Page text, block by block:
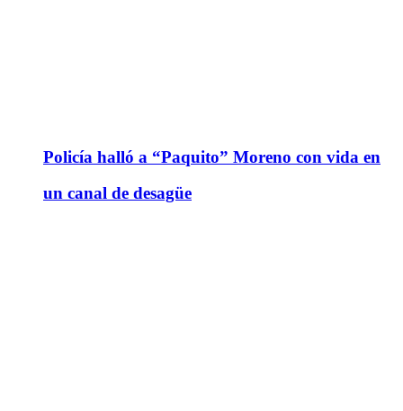
Policía halló a “Paquito” Moreno con vida en
un canal de desagüe